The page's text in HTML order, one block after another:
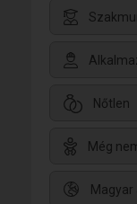
Nőtlen
Még
Magyar